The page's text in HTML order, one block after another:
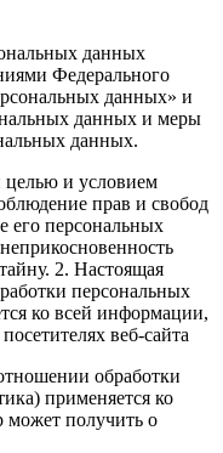
данных
Федерального
данных» и
данных и меры
данных.
целью и условием
прав и свобод
его персональных
2. Настоящая
персональных
ко всей информации,
веб-сайта
обработки
применяется ко
получить о